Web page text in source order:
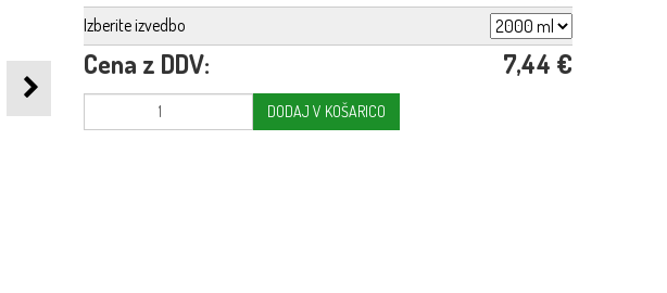
Izberite izvedbo
Cena z DDV: 7,44 €
DODAJ V KOŠARICO